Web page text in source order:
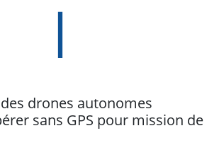
des drones autonomes
sans GPS pour mission de